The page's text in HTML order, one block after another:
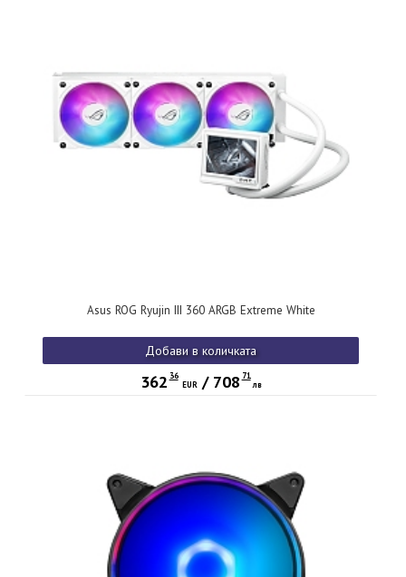
Asus ROG Ryujin III 360 ARGB Extreme White
Добави в количката
362 36
EUR/ 708 71
лв